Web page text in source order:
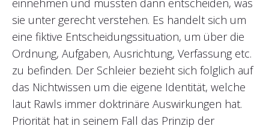
sie unter gerecht verstehen. Es handelt sich um
eine fiktive Entscheidungssituation, um über die
Ordnung, Aufgaben, Ausrichtung, Verfassung etc.
zu befinden. Der Schleier bezieht sich folglich auf
das Nichtwissen um die eigene Identität, welche
laut Rawls immer doktrinäre Auswirkungen hat.
Priorität hat in seinem Fall das Prinzip der